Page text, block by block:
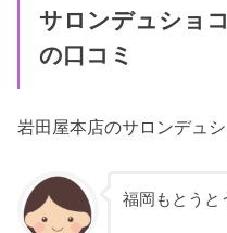
サロンデュショ
の口コミ
岩田屋本店のサロンデュシ
福岡もとうと